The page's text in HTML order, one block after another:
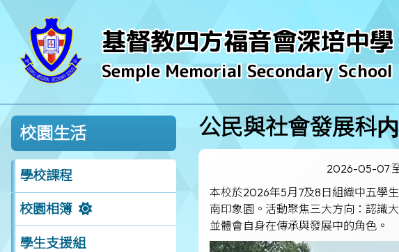
基督教四方福音會深培中學
Semple Memorial Secondary School
校園生活
學校課程
校園相簿
學生支援組
公民與社會發展科
2026-05-07
本校於2026年5月7及8日組織中五學
南印象園。活動聚焦三大方向：認識
並體會自身在傳承與發展中的角色。